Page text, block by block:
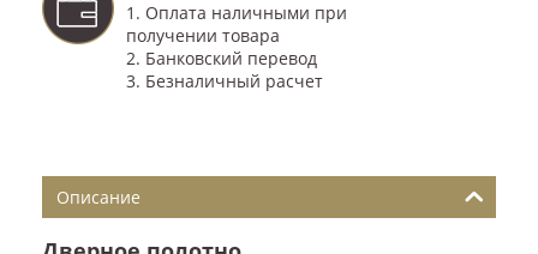
1. Оплата наличными при
получении товара
2. Банковский перевод
3. Безналичный расчет
Описание